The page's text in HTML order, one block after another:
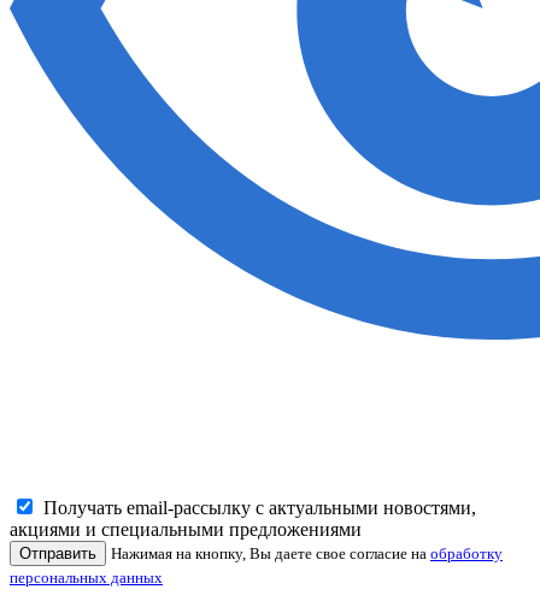
Получать email-рассылку с актуальными новостями,
акциями и специальными предложениями
Отправить Нажимая на кнопку, Вы даете свое согласие на обработку
персональных данных